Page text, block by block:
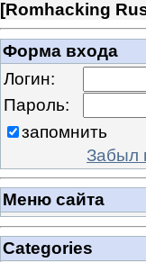
[Romhacking
Форма входа
Логин:
Пароль:
запомнить
Забыл
Меню сайта
Categories